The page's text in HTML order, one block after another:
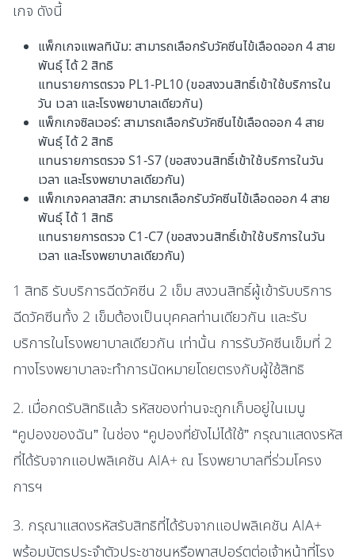
เกจ ดังนี้
แพ็กเกจแพลทินัม: สามารถเลือกรับวัคซีนไข้เลือดออก 4 สาย
พันธุ์ ได้ 2 สิทธิ
แทนรายการตรวจ PL1-PL10 (ขอสงวนสิทธิ์เข้าใช้บริการใน
วัน เวลา และโรงพยาบาลเดียวกัน)
แพ็กเกจซิลเวอร์: สามารถเลือกรับวัคซีนไข้เลือดออก 4 สาย
พันธุ์ ได้ 2 สิทธิ
แทนรายการตรวจ S1-S7 (ขอสงวนสิทธิ์เข้าใช้บริการในวัน
เวลา และโรงพยาบาลเดียวกัน)
แพ็กเกจคลาสสิก: สามารถเลือกรับวัคซีนไข้เลือดออก 4 สาย
พันธุ์ ได้ 1 สิทธิ
แทนรายการตรวจ C1-C7 (ขอสงวนสิทธิ์เข้าใช้บริการในวัน
เวลา และโรงพยาบาลเดียวกัน)
1 สิทธิ รับบริการฉีดวัคซีน 2 เข็ม สงวนสิทธิ์ผู้เข้ารับบริการ
ฉีดวัคซีนทั้ง 2 เข็มต้องเป็นบุคคลท่านเดียวกัน และรับ
บริการในโรงพยาบาลเดียวกัน เท่านั้น การรับวัคซีนเข็มที่ 2
ทางโรงพยาบาลจะทำการนัดหมายโดยตรงกับผู้ใช้สิทธิ
2. เมื่อกดรับสิทธิแล้ว รหัสของท่านจะถูกเก็บอยู่ในเมนู
“คูปองของฉัน” ในช่อง “คูปองที่ยังไม่ได้ใช้” กรุณาแสดงรหัส
ที่ได้รับจากแอปพลิเคชัน AIA+ ณ โรงพยาบาลที่ร่วมโครง
การฯ
3. กรุณาแสดงรหัสรับสิทธิที่ได้รับจากแอปพลิเคชัน AIA+
พร้อมบัตรประจำตัวประชาชนหรือพาสปอร์ตต่อเจ้าหน้าที่โรง